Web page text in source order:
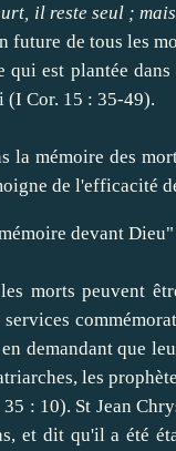
, il reste seul ;
future de tous les
qui est plantée dans
(I Cor. 15 : 35-49).
la mémoire des
de l'efficacité
devant Dieu"
morts peuvent
services
en demandant que
, les
35 : 10). St Jean
, et dit qu'il a été